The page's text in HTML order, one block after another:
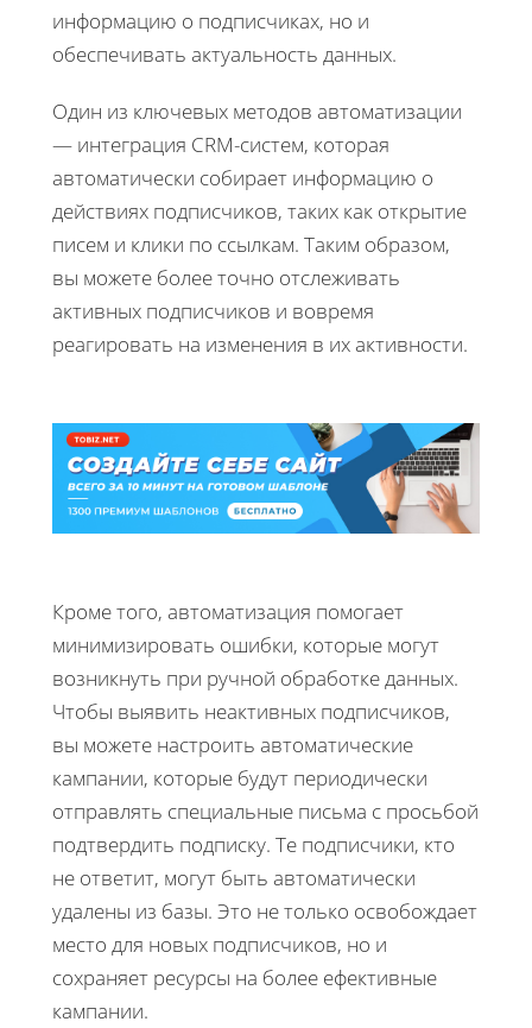
информацию о подписчиках, но и
обеспечивать актуальность данных.
Один из ключевых методов автоматизации
— интеграция CRM-систем, которая
автоматически собирает информацию о
действиях подписчиков, таких как открытие
писем и клики по ссылкам. Таким образом,
вы можете более точно отслеживать
активных подписчиков и вовремя
реагировать на изменения в их активности.
Кроме того, автоматизация помогает
минимизировать ошибки, которые могут
возникнуть при ручной обработке данных.
Чтобы выявить неактивных подписчиков,
вы можете настроить автоматические
кампании, которые будут периодически
отправлять специальные письма с просьбой
подтвердить подписку. Те подписчики, кто
не ответит, могут быть автоматически
удалены из базы. Это не только освобождает
место для новых подписчиков, но и
сохраняет ресурсы на более ефективные
кампании.